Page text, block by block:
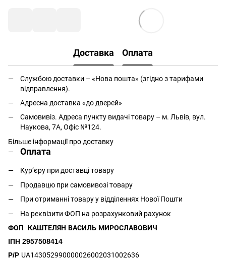
Доставка Оплата
Службою доставки – «Нова пошта» (згідно з тарифами
відправлення).
Адресна доставка «до дверей»
Самовивіз. Адреса пункту видачі товару – м. Львів, вул.
Наукова, 7А, Офіс №124.
Більше інформації про доставку
Оплата
Кур’єру при доставці товару
Продавцю при самовивозі товару
При отриманні товару у відділеннях Нової Пошти
На реквізити ФОП на розрахунковий рахунок
ФОП КАШТЕЛЯН ВАСИЛЬ МИРОСЛАВОВИЧ
ІПН 2957508414
Р/Р UA143052990000026002031002636